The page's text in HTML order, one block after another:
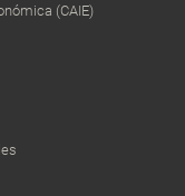
(CAIE)